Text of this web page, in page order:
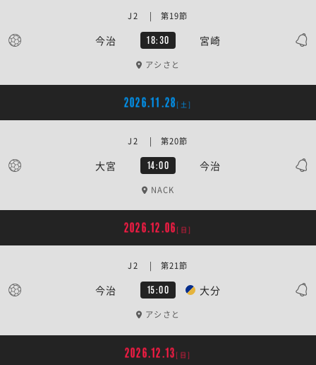
今治 18:30 宮崎
J2 | 第19節
アシさと
2026.11.28 [土]
大宮 14:00 今治
J2 | 第20節
NACK
2026.12.06 [日]
今治 15:00 大分
J2 | 第21節
アシさと
2026.12.13 [日]